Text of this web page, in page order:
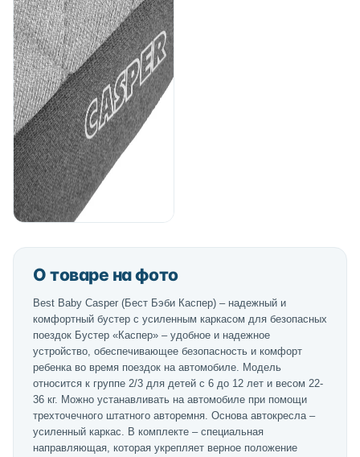
О товаре на фото
Best Baby Casper (Бест Бэби Каспер) – надежный и
комфортный бустер с усиленным каркасом для безопасных
поездок Бустер «Каспер» – удобное и надежное
устройство, обеспечивающее безопасность и комфорт
ребенка во время поездок на автомобиле. Модель
относится к группе 2/3 для детей с 6 до 12 лет и весом 22-
36 кг. Можно устанавливать на автомобиле при помощи
трехточечного штатного авторемня. Основа автокресла –
усиленный каркас. В комплекте – специальная
направляющая, которая укрепляет верное положение